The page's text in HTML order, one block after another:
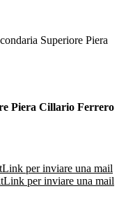
Superiore Piera
Piera Cillario Ferrero
Link per inviare una mail
Link per inviare una mail